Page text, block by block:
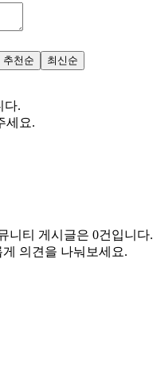
추천순 최신순
다.
세요.
니티 게시글은 0건입니다.
의견을 나눠보세요.